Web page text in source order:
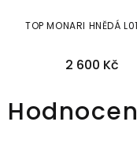
TOP MONARI HNĚDÁ
2 600 Kč